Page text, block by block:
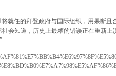
就任的拜登政府与国际组织，用果断且
会知道，历史上最糟的错误正在重新上